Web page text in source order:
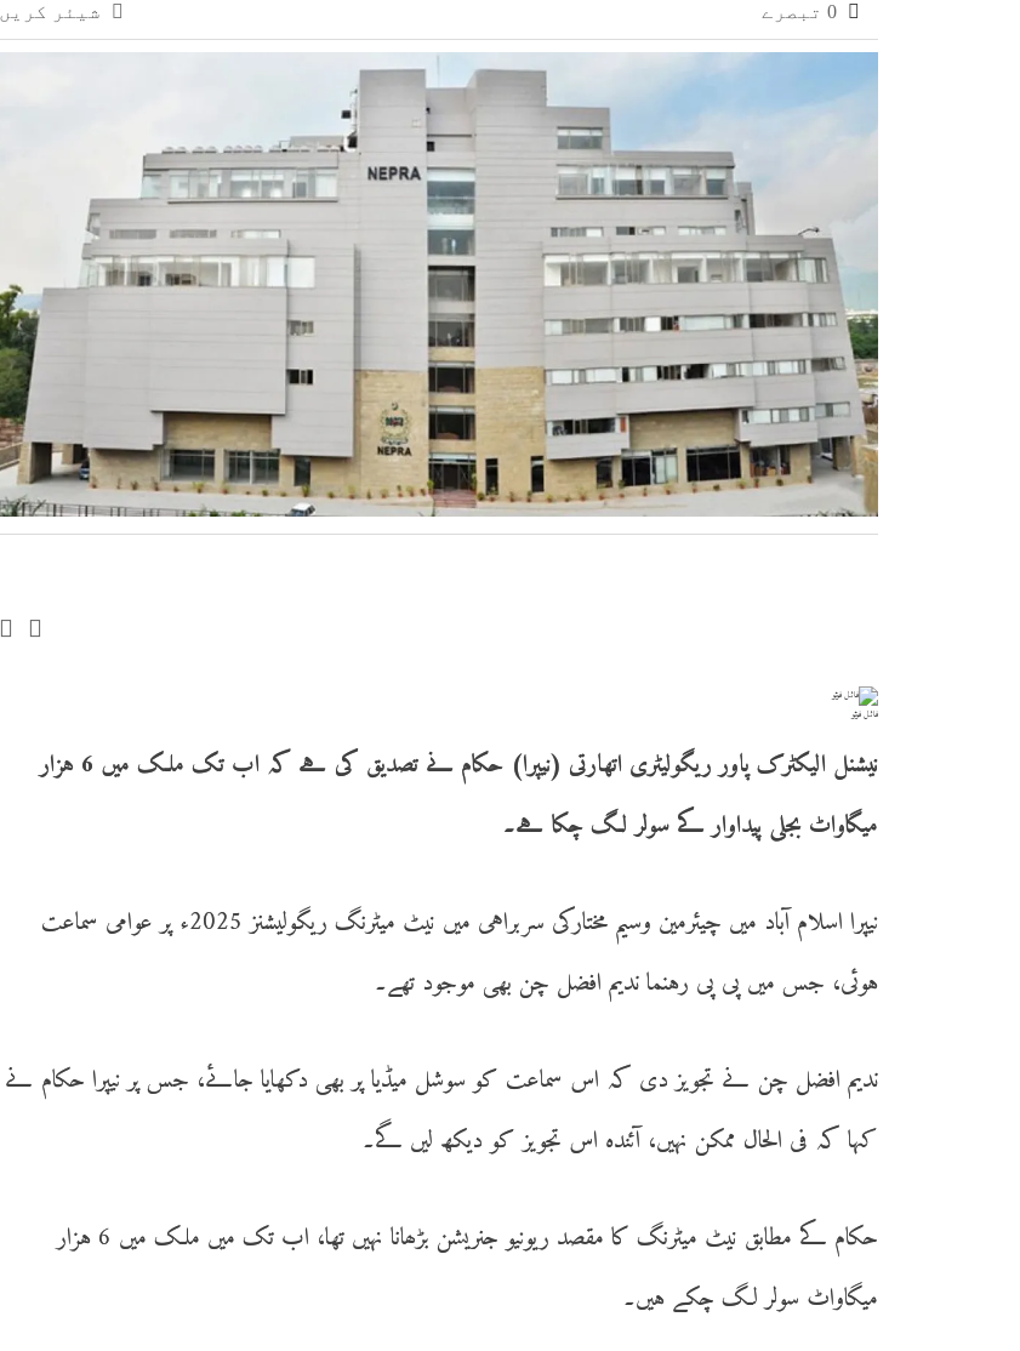
شیئر کریں
فائل فوٹو
نیشنل الیکٹرک پاور ریگولیٹری اتھارتی (نیپرا) حکام نے تصدیق کی ہے کہ اب تک ملک میں 6 ہزار
میگاواٹ بجلی پیداوار کے سولر لگ چکا ہے۔
نیپرا اسلام آباد میں چیئرمین وسیم مختارکی سربراہی میں نیٹ میٹرنگ ریگولیشنز 2025ء پر عوامی سماعت
ہوئی، جس میں پی پی رہنما ندیم افضل چن بھی موجود تھے۔
ندیم افضل چن نے تجویز دی کہ اس سماعت کو سوشل میڈیا پر بھی دکھایا جائے، جس پر نیپرا حکام نے
کہا کہ فی الحال ممکن نہیں، آئندہ اس تجویز کو دیکھ لیں گے۔
حکام کے مطابق نیٹ میٹرنگ کا مقصد ریونیو جنریشن بڑھانا نہیں تھا، اب تک میں ملک میں 6 ہزار
میگاواٹ سولر لگ چکے ہیں۔